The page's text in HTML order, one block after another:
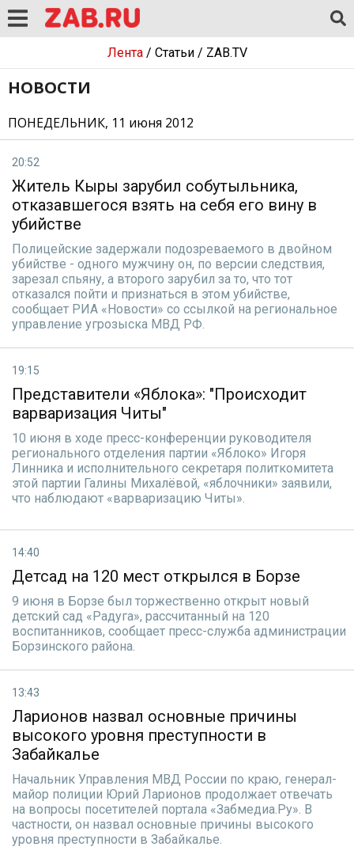
Лента/ Статьи/ ZAB.TV
НОВОСТИ
ПОНЕДЕЛЬНИК, 11 июня 2012
20:52
Житель Кыры зарубил собутыльника,
отказавшегося взять на себя его вину в
убийстве
Полицейские задержали подозреваемого в двойном
убийстве - одного мужчину он, по версии следствия,
зарезал спьяну, а второго зарубил за то, что тот
отказался пойти и признаться в этом убийстве,
сообщает РИА «Новости» со ссылкой на региональное
управление угрозыска МВД РФ.
19:15
Представители «Яблока»: "Происходит
варваризация Читы"
10 июня в ходе пресс-конференции руководителя
регионального отделения партии «Яблоко» Игоря
Линника и исполнительного секретаря политкомитета
этой партии Галины Михалёвой, «яблочники» заявили,
что наблюдают «варваризацию Читы».
14:40
Детсад на 120 мест открылся в Борзе
9 июня в Борзе был торжественно открыт новый
детский сад «Радуга», рассчитанный на 120
воспитанников, сообщает пресс-служба администрации
Борзинского района.
13:43
Ларионов назвал основные причины
высокого уровня преступности в
Забайкалье
Начальник Управления МВД России по краю, генерал-
майор полиции Юрий Ларионов продолжает отвечать
на вопросы посетителей портала «Забмедиа.Ру». В
частности, он назвал основные причины высокого
уровня преступности в Забайкалье.